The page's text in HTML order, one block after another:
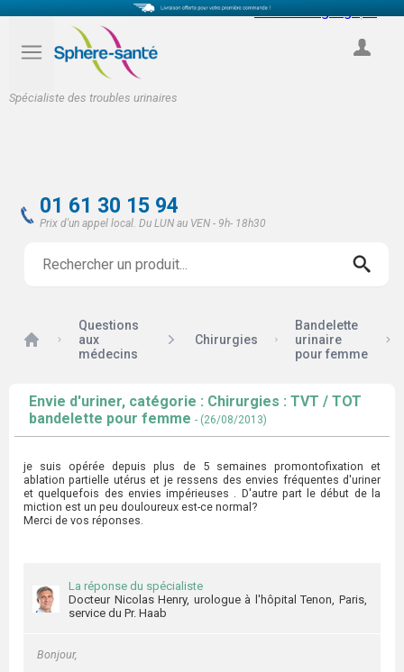
Spécialiste des troubles urinaires
Select Language
01 61 30 15 94
Prix d'un appel local. Du LUN au VEN - 9h- 18h30
Accueil
Questions
aux
médecins
Chirurgies
Bandelette
urinaire
pour femme
Envie d'uriner, catégorie : Chirurgies : TVT / TOT
bandelette pour femme - (26/08/2013)
je suis opérée depuis plus de 5 semaines promontofixation et
ablation partielle utérus et je ressens des envies fréquentes d'uriner
et quelquefois des envies impérieuses . D'autre part le début de la
miction est un peu douloureux est-ce normal?
Merci de vos réponses.
La réponse du spécialiste
Docteur Nicolas Henry, urologue à l'hôpital Tenon, Paris,
service du Pr. Haab
Bonjour,